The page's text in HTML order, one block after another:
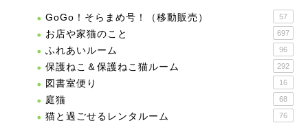
GoGo！そらまめ号！（移動販売） 57
お店や家猫のこと 697
ふれあいルーム 96
保護ねこ＆保護ねこ猫ルーム 292
図書室便り 16
庭猫 68
猫と過ごせるレンタルーム 76